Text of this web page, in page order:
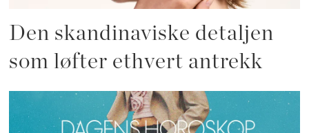
Den skandinaviske detaljen
som løfter ethvert antrekk